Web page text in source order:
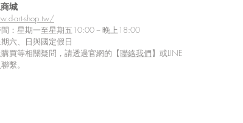
城
art-shop.tw/
：星期一至星期五10:00－晚上18:00
六、日與國定假日
買等相關疑問，請透過官網的【聯絡我們】或LINE
繫。